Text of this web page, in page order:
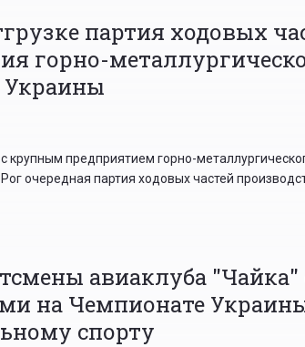
партия ходовых
горно-
Украины
крупным предприятием горно-
очередная партия ходовых частей
авиаклуба "Чайка"
на Чемпионате
спорту